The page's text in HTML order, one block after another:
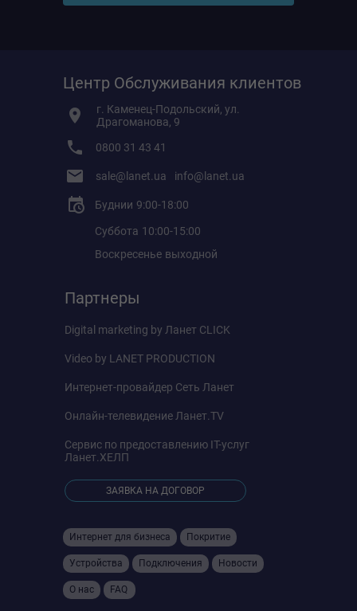
Интернет для бизнеса Покритие
Устройства Подключения Новости
О нас FAQ
Центр Обслуживания клиентов
г. Каменец-Подольский, ул.
Драгоманова, 9
0800 31 43 41
sale@lanet.ua info@lanet.ua
Буднии 9:00-18:00
Суббота 10:00-15:00
Воскресенье выходной
Партнеры
Digital marketing by Ланет CLICK
Video by LANET PRODUCTION
Интернет-провайдер Сеть Ланет
Онлайн-телевидение Ланет.TV
Сервис по предоставлению IT-услуг
Ланет.ХЕЛП
ЗАЯВКА НА ДОГОВОР